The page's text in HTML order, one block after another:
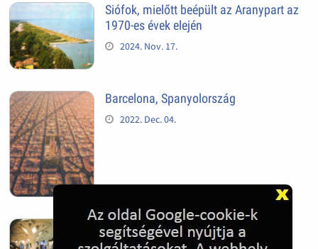
Siófok, mielőtt beépült az Aranypart az
1970-es évek elején
2024. Nov. 17.
Barcelona, Spanyolország
2022. Dec. 04.
Hagymatikum | Makó fürdő